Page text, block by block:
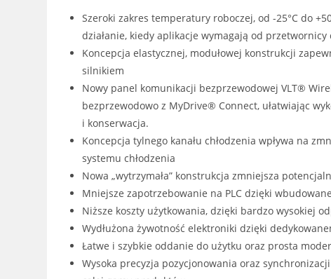
Szeroki zakres temperatury roboczej, od -25°C do
działanie, kiedy aplikacje wymagają od
Koncepcja elastycznej, modułowej konstrukcji
silnikiem
Nowy panel komunikacji bezprzewodowej VLT®
bezprzewodowo z MyDrive® Connect, ułatwiając
i konserwacja.
Koncepcja tylnego kanału chłodzenia wpływa na
systemu chłodzenia
Nowa „wytrzymała” konstrukcja zmniejsza
Mniejsze zapotrzebowanie na PLC dzięki
Niższe koszty użytkowania, dzięki bardzo wysokiej
Wydłużona żywotność elektroniki dzięki
Łatwe i szybkie oddanie do użytku oraz prosta
Wysoka precyzja pozycjonowania oraz